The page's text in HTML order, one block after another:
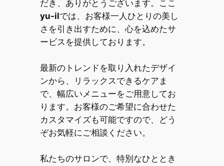
だき、ありがとうございます。ここ
yu-ilでは、お客様一人ひとりの美し
さを引き出すために、心を込めたサ
ービスを提供しております。
最新のトレンドを取り入れたデザイ
ンから、リラックスできるケアま
で、幅広いメニューをご用意してお
ります。お客様のご希望に合わせた
カスタマイズも可能ですので、どう
ぞお気軽にご相談ください。
私たちのサロンで、特別なひととき